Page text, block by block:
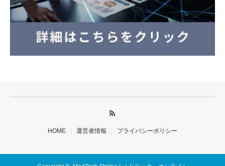
HOME 運営者情報 プライバシーポリシー